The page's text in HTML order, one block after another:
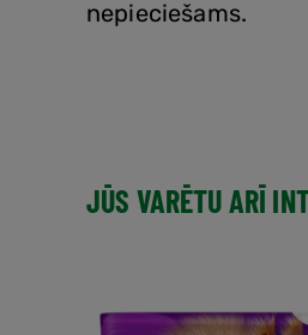
nepieciešams.
JŪS VARĒTU ARĪ